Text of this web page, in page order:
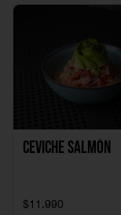
Ceviche Salmón
$11.990